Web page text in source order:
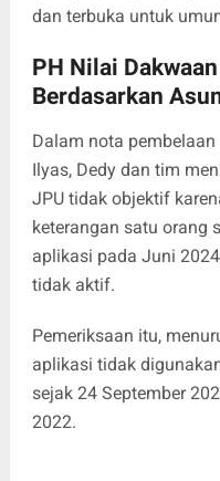
dan terbuka untuk
PH Nilai
Berdasarkan
Dalam nota
Ilyas, Dedy dan tim
JPU tidak objektif
keterangan satu orang
aplikasi pada Juni
tidak aktif.
Pemeriksaan itu,
aplikasi tidak
sejak 24 September
2022.